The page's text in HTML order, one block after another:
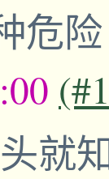
危
就